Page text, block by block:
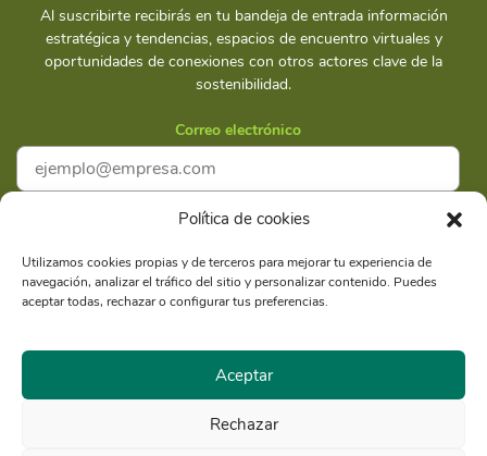
Política de cookies
Utilizamos cookies propias y de terceros para mejorar tu experiencia de
navegación, analizar el tráfico del sitio y personalizar contenido. Puedes
aceptar todas, rechazar o configurar tus preferencias.
Aceptar
Rechazar
Al suscribirte recibirás en tu bandeja de entrada información
estratégica y tendencias, espacios de encuentro virtuales y
oportunidades de conexiones con otros actores clave de la
sostenibilidad.
Correo electrónico
Suscríbete
Razón Social: Libélula Comunicación Ambiente y